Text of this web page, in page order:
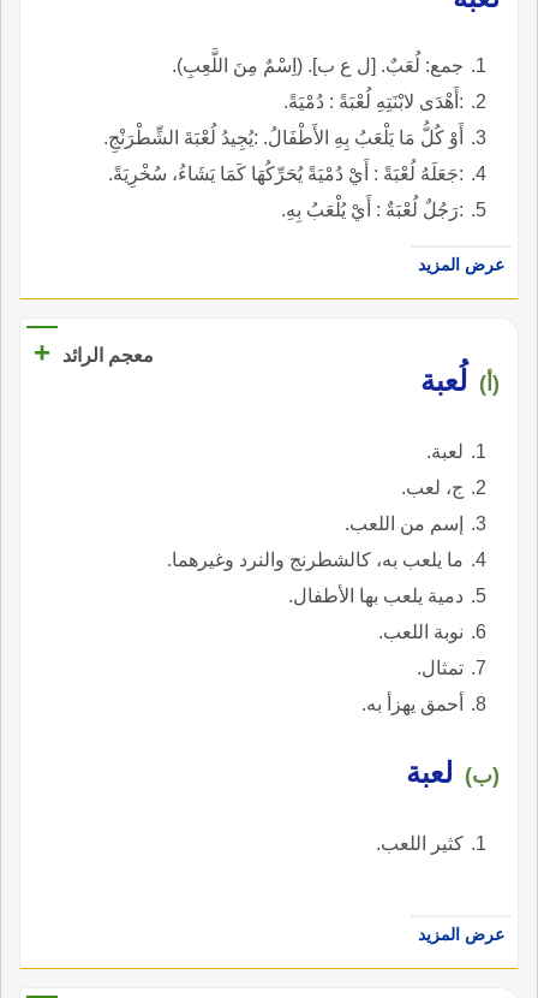
جمع: لُعَبٌ. [ل ع ب]. (اِسْمٌ مِنَ اللَّعِبِ).
:أَهْدَى لابْنَتِهِ لُعْبَةً : دُمْيَةً.
أَوْ كُلُّ مَا يَلْعَبُ بِهِ الأَطْفَالُ. :يُجِيدُ لُعْبَةَ الشِّطْرَنْجِ.
:جَعَلَهُ لُعْبَةً : أَيْ دُمْيَةً يُحَرِّكُهَا كَمَا يَشَاءُ، سُخْرِيَةً.
:رَجُلٌ لُعْبَةٌ : أَيْ يُلْعَبُ بِهِ.
عرض المزيد
معجم الرائد +
(أ) لُعبة
لعبة.
ج، لعب.
إسم من اللعب.
ما يلعب به، كالشطرنج والنرد وغيرهما.
دمية يلعب بها الأطفال.
نوبة اللعب.
تمثال.
أحمق يهزأ به.
(ب) لعبة
كثير اللعب.
عرض المزيد